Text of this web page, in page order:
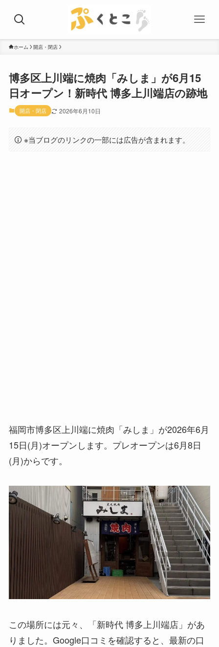
ホーム 開店・閉店
博多区上川端に焼肉「みしま」が6月15
日オープン！新時代 博多上川端店の跡地
開店・閉店 2026年6月10日
※当ブログのリンクの一部には広告が含まれます。
福岡市博多区上川端に焼肉「みしま」が2026年6月
15日(月)オープンします。プレオープンは6月8日
(月)からです。
この場所には元々、「新時代 博多上川端店」があ
りました。Google口コミを確認すると、最新の口